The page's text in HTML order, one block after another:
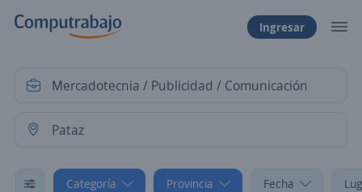
Ingresar
Categoría Provincia Fecha